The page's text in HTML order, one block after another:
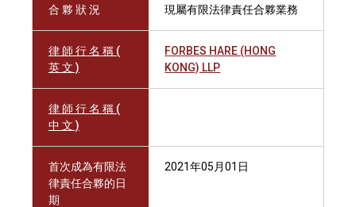
合 夥 狀 況 現屬有限法律責任合夥業務
律 師 行 名 稱 (
英 文 )
FORBES HARE (HONG
KONG) LLP
律 師 行 名 稱 (
中 文 )
首次成為有限法
律責任合夥的日
期
2021年05月01日